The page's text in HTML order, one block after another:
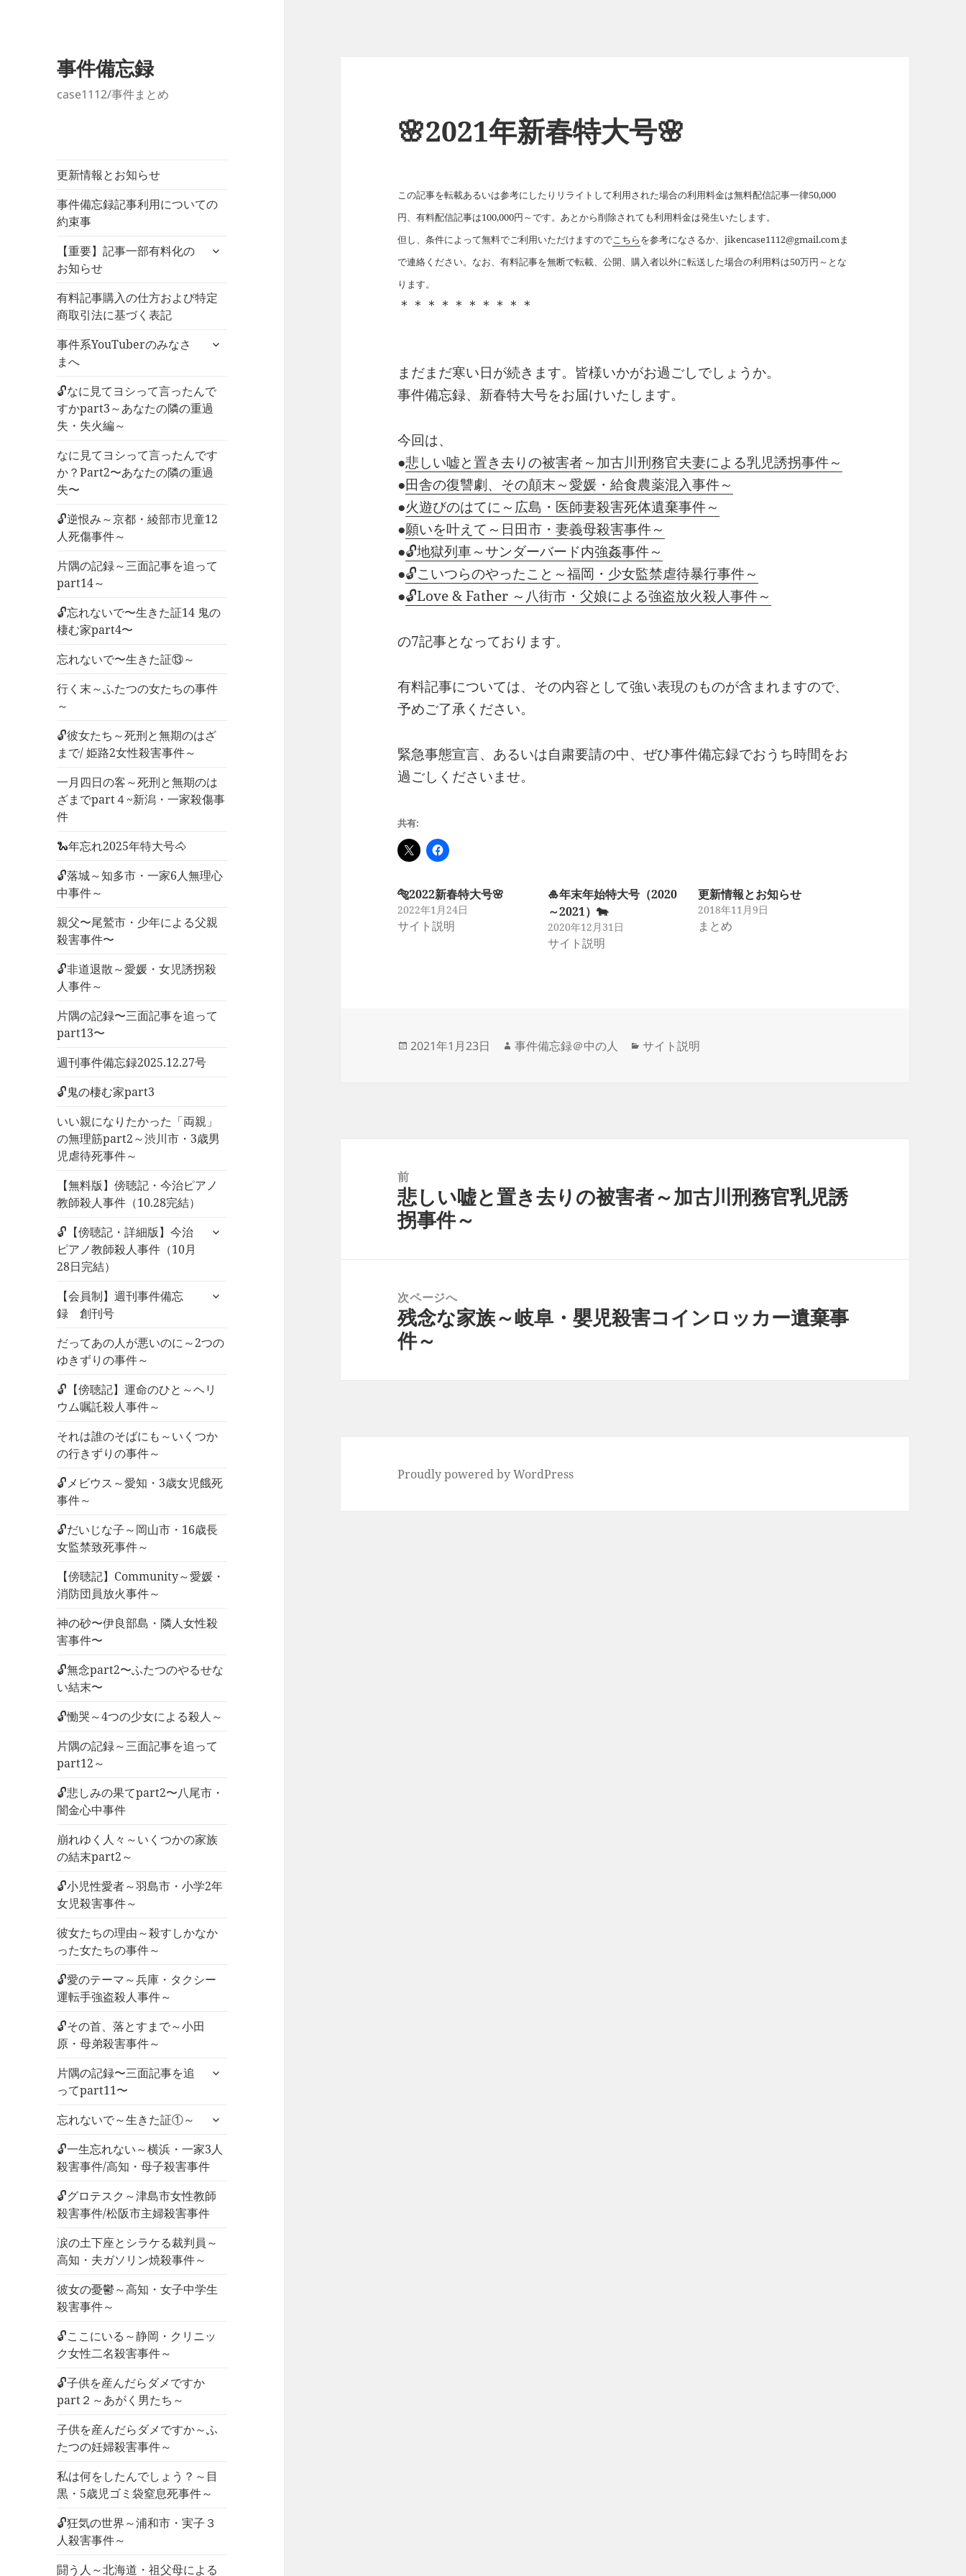
事件備忘録
case1112/事件まとめ
更新情報とお知らせ
事件備忘録記事利用についての
約束事
【重要】記事一部有料化の
お知らせ
サ
ニ
を
有料記事購入の仕方および特定
商取引法に基づく表記
事件系YouTuberのみなさ
まへ
サ
ニ
ュ
展
開
🔓なに見てヨシって言ったんで
すかpart3～あなたの隣の重過
失・失火編～
なに見てヨシって言ったんです
か？Part2〜あなたの隣の重過
失〜
🔓逆恨み～京都・綾部市児童12
人死傷事件～
片隅の記録～三面記事を追って
part14～
🔓忘れないで〜生きた証14 鬼の
棲む家part4〜
忘れないで〜生きた証⑬～
行く末～ふたつの女たちの事件
～
🔓彼女たち～死刑と無期のはざ
まで/ 姫路2女性殺害事件～
一月四日の客～死刑と無期のは
ざまでpart４~新潟・一家殺傷事
件
🐍年忘れ2025年特大号🐴
🔓落城～知多市・一家6人無理心
中事件～
親父〜尾鷲市・少年による父親
殺害事件〜
🔓非道退散～愛媛・女児誘拐殺
人事件～
片隅の記録〜三面記事を追って
part13〜
週刊事件備忘録2025.12.27号
🔓鬼の棲む家part3
いい親になりたかった「両親」
の無理筋part2～渋川市・3歳男
児虐待死事件～
【無料版】傍聴記・今治ピアノ
教師殺人事件（10.28完結）
🔓【傍聴記・詳細版】今治
ピアノ教師殺人事件（10月
28日完結）
サ
ュ
展
【会員制】週刊事件備忘
録 創刊号
サ
ニ
を
だってあの人が悪いのに～2つの
ゆきずりの事件～
🔓【傍聴記】運命のひと～ヘリ
ウム嘱託殺人事件～
それは誰のそばにも～いくつか
の行きずりの事件～
🔓メビウス～愛知・3歳女児餓死
事件～
🔓だいじな子～岡山市・16歳長
女監禁致死事件～
【傍聴記】Community～愛媛・
消防団員放火事件～
神の砂〜伊良部島・隣人女性殺
害事件〜
🔓無念part2〜ふたつのやるせな
い結末〜
🔓慟哭～4つの少女による殺人～
片隅の記録～三面記事を追って
part12～
🔓悲しみの果てpart2〜八尾市・
闇金心中事件
崩れゆく人々～いくつかの家族
の結末part2～
🔓小児性愛者～羽島市・小学2年
女児殺害事件～
彼女たちの理由～殺すしかなか
った女たちの事件～
🔓愛のテーマ～兵庫・タクシー
運転手強盗殺人事件～
🔓その首、落とすまで～小田
原・母弟殺害事件～
片隅の記録〜三面記事を追
ってpart11〜
サ
ニ
ー
を
開
忘れないで～生きた証①～
サ
メ
ニ
ー
を
開
🔓一生忘れない～横浜・一家3人
殺害事件/高知・母子殺害事件
🔓グロテスク～津島市女性教師
殺害事件/松阪市主婦殺害事件
涙の土下座とシラケる裁判員～
高知・夫ガソリン焼殺事件～
彼女の憂鬱～高知・女子中学生
殺害事件～
🔓ここにいる～静岡・クリニッ
ク女性二名殺害事件～
🔓子供を産んだらダメですか
part２～あがく男たち～
子供を産んだらダメですか～ふ
たつの妊婦殺害事件～
私は何をしたんでしょう？～目
黒・5歳児ゴミ袋窒息死事件～
🔓狂気の世界～浦和市・実子３
人殺害事件～
闘う人～北海道・祖父母による
🌸2021年新春特大号🌸
この記事を転載あるいは参考にしたりリライトして利用された場合の利用料金は無料配信記事一律50,000
円、有料配信記事は100,000円～です。あとから削除されても利用料金は発生いたします。
但し、条件によって無料でご利用いただけますのでこちらを参考になさるか、jikencase1112@gmail.comま
で連絡ください。なお、有料記事を無断で転載、公開、購入者以外に転送した場合の利用料は50万円～とな
ります。
＊＊＊＊＊＊＊＊＊＊
まだまだ寒い日が続きます。皆様いかがお過ごしでしょうか。
事件備忘録、新春特大号をお届けいたします。
今回は、
●悲しい嘘と置き去りの被害者～加古川刑務官夫妻による乳児誘拐事件～
●田舎の復讐劇、その顛末～愛媛・給食農薬混入事件～
●火遊びのはてに～広島・医師妻殺害死体遺棄事件～
●願いを叶えて～日田市・妻義母殺害事件～
●🔓地獄列車～サンダーバード内強姦事件～
●🔓こいつらのやったこと～福岡・少女監禁虐待暴行事件～
●🔓Love & Father ～八街市・父娘による強盗放火殺人事件～
の7記事となっております。
有料記事については、その内容として強い表現のものが含まれますので、
予めご了承ください。
緊急事態宣言、あるいは自粛要請の中、ぜひ事件備忘録でおうち時間をお
過ごしくださいませ。
共有:
🐅2022新春特大号🌸
2022年1月24日
サイト説明
🎍年末年始特大号（2020
～2021）🐄
2020年12月31日
サイト説明
更新情報とお知らせ
2018年11月9日
まとめ
投
2021年1月23日
作
事件備忘録＠中の人
カ
サイト説明
前
前
の
悲しい嘘と置き去りの被害者～加古川刑務官乳児誘
拐事件～
次ページへ
次
の
残念な家族～岐阜・嬰児殺害コインロッカー遺棄事
件～
Proudly powered by WordPress